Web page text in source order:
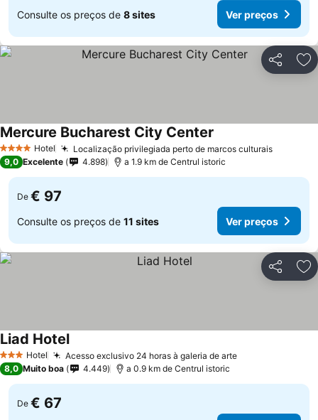
Consulte os preços de 8 sites Ver preços
Partilhar
4 EstrelasHotel Localização privilegiada perto de marcos culturais
Mercure Bucharest City Center
9,0 Excelente 4.898 a 1.9 km de Centrul istoric
De € 97
Consulte os preços de 11 sites Ver preços
Partilhar
3 EstrelasHotel Acesso exclusivo 24 horas à galeria de arte
Liad Hotel
8,0 Muito boa 4.449 a 0.9 km de Centrul istoric
De € 67